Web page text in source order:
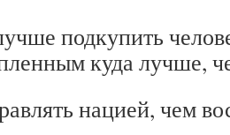
подкупить
куда лучше,
нацией, чем